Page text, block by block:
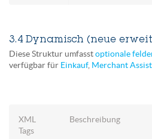
3.4 Dynamisch (neue
Diese Struktur umfasstoptionale
verfügbar für Einkauf, Merchant
XML
Tags
Beschreibung